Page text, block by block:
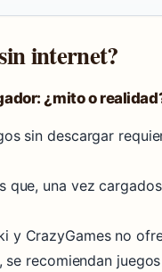
internet?
¿mito o
sin descargar
que, una vez
y CrazyGames no
se recomiendan